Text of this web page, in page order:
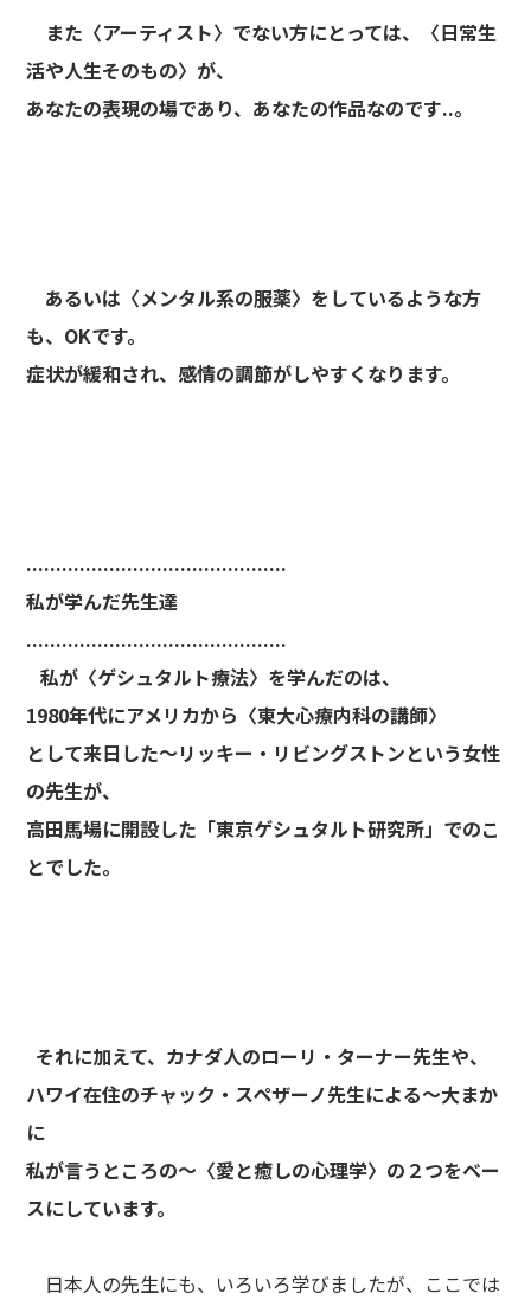
また〈アーティスト〉でない方にとっては、〈日常生
活や人生そのもの〉が、
あなたの表現の場であり、あなたの作品なのです..。
あるいは〈メンタル系の服薬〉をしているような方
も、OKです。
症状が緩和され、感情の調節がしやすくなります。
............................................
私が学んだ先生達
............................................
私が〈ゲシュタルト療法〉を学んだのは、
1980年代にアメリカから〈東大心療内科の講師〉
として来日した～リッキー・リビングストンという女性
の先生が、
高田馬場に開設した「東京ゲシュタルト研究所」でのこ
とでした。
それに加えて、カナダ人のローリ・ターナー先生や、
ハワイ在住のチャック・スペザーノ先生による～大まか
に
私が言うところの～〈愛と癒しの心理学〉の２つをベー
スにしています。
日本人の先生にも、いろいろ学びましたが、ここでは